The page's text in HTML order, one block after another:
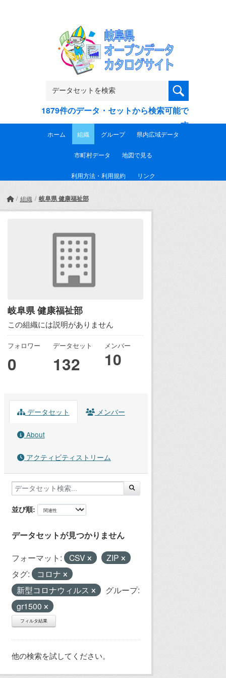
1879件のデータ・セットから検索可能で
す
ホーム 組織 グループ 県内広域データ
市町村データ 地図で見る
利用方法・利用規約 リンク
組織 岐阜県 健康福祉部
岐阜県 健康福祉部
この組織には説明がありません
フォロワー
0
データセット
132
メンバー
10
データセット メンバー
About
アクティビティストリーム
並び順
データセットが見つかりません
フォーマット: CSV
ZIP
タグ:
コロナ
新型コロナウィルス
グループ:
gr1500
フィルタ結果
他の検索を試してください。